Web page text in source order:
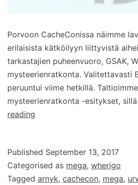
Porvoon CacheConissa näimme
erilaisista kätköilyyn liittyvistä
tarkastajien puheenvuoro, GSAK,
mysteerienratkonta. Valitettavasti
peruuntui viime hetkillä.
mysteerienratkonta -esitykset,
reading
–
Arnyk
Published September 13, 2017
Categorised as mega, wherigo
Tagged arnyk, cachecon, mega,